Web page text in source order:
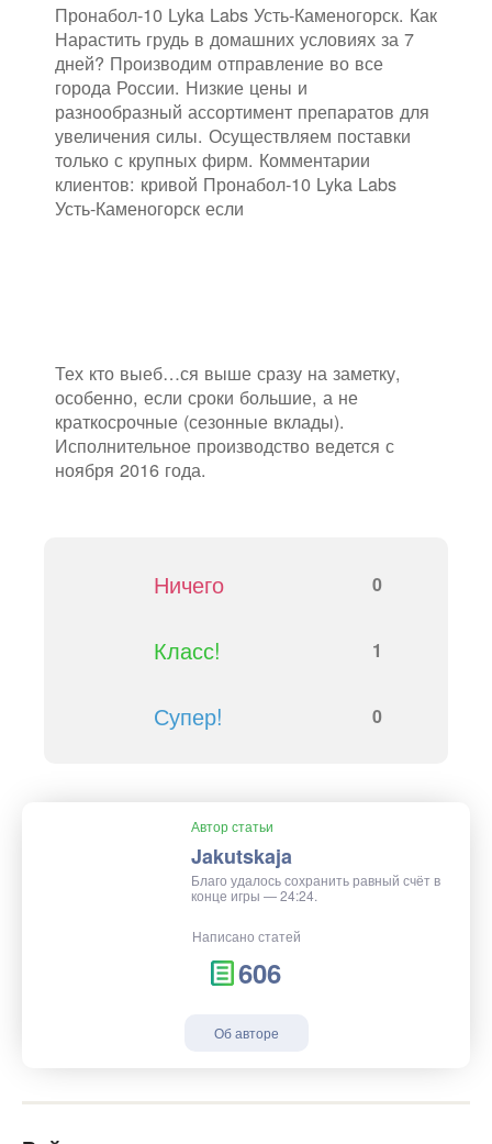
Пронабол-10 Lyka Labs Усть-Каменогорск. Как
Нарастить грудь в домашних условиях за 7
дней? Производим отправление во все
города России. Низкие цены и
разнообразный ассортимент препаратов для
увеличения силы. Осуществляем поставки
только с крупных фирм. Комментарии
клиентов: кривой Пронабол-10 Lyka Labs
Усть-Каменогорск если
Тех кто выеб…ся выше сразу на заметку,
особенно, если сроки большие, а не
краткосрочные (сезонные вклады).
Исполнительное производство ведется с
ноября 2016 года.
Ничего 0
Класс! 1
Супер! 0
Автор статьи
Jakutskaja
Благо удалось сохранить равный счёт в
конце игры — 24:24.
Написано статей
606
Об авторе